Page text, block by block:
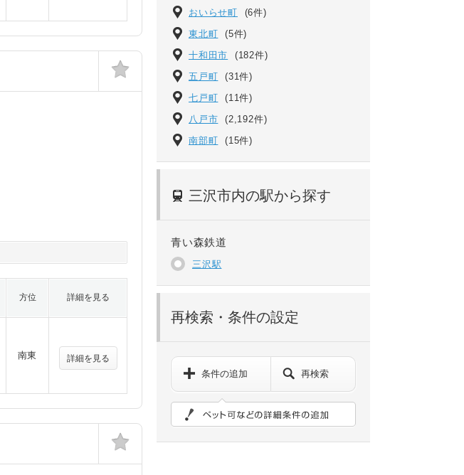
おいらせ町 (6件)
東北町 (5件)
十和田市 (182件)
五戸町 (31件)
七戸町 (11件)
八戸市 (2,192件)
南部町 (15件)
三沢市内の駅から探す
青い森鉄道
三沢駅
再検索・条件の設定
条件の追加 再検索
方位 詳細を見る
南東 詳細を見る